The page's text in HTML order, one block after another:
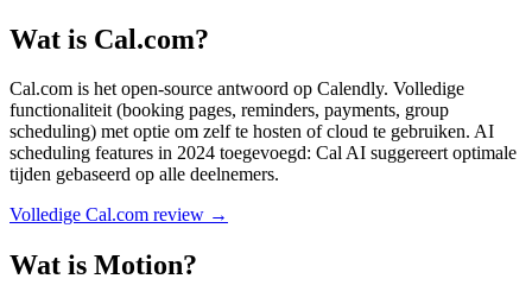
Wat is Cal.com?
Cal.com is het open-source antwoord op Calendly. Volledige
functionaliteit (booking pages, reminders, payments, group
scheduling) met optie om zelf te hosten of cloud te gebruiken. AI
scheduling features in 2024 toegevoegd: Cal AI suggereert optimale
tijden gebaseerd op alle deelnemers.
Volledige Cal.com review →
Wat is Motion?